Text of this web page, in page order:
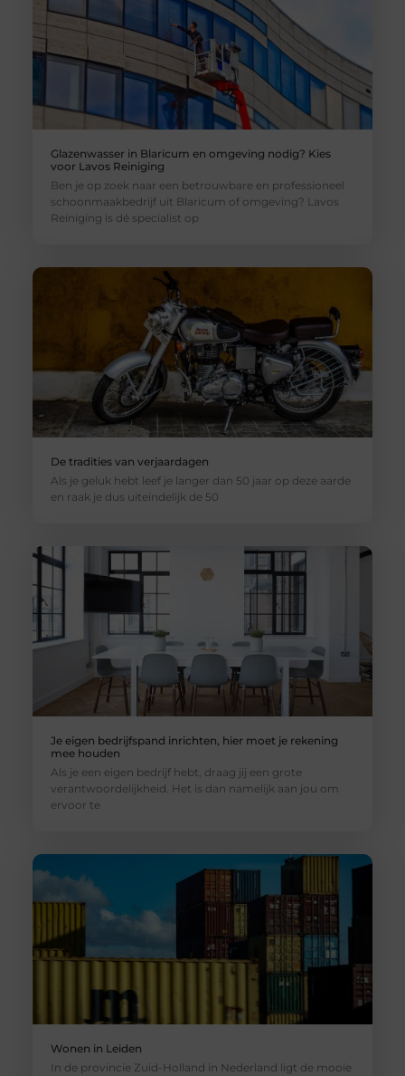
Glazenwasser in Blaricum en omgeving nodig? Kies
voor Lavos Reiniging
Ben je op zoek naar een betrouwbare en professioneel
schoonmaakbedrijf uit Blaricum of omgeving? Lavos
Reiniging is dé specialist op
De tradities van verjaardagen
Als je geluk hebt leef je langer dan 50 jaar op deze aarde
en raak je dus uiteindelijk de 50
Je eigen bedrijfspand inrichten, hier moet je rekening
mee houden
Als je een eigen bedrijf hebt, draag jij een grote
verantwoordelijkheid. Het is dan namelijk aan jou om
ervoor te
Wonen in Leiden
In de provincie Zuid-Holland in Nederland ligt de mooie